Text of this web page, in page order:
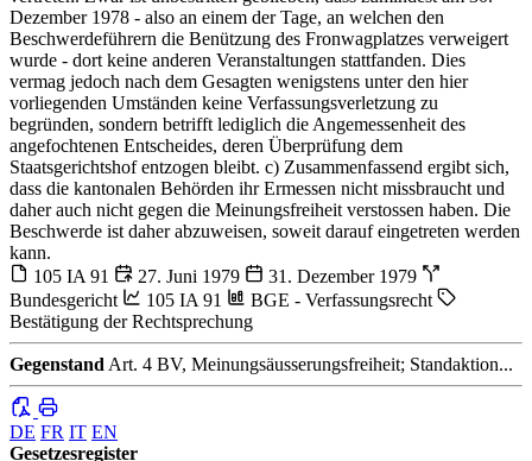
Dezember 1978 - also an einem der Tage, an welchen den
Beschwerdeführern die Benützung des Fronwagplatzes verweigert
wurde - dort keine anderen Veranstaltungen stattfanden. Dies
vermag jedoch nach dem Gesagten wenigstens unter den hier
vorliegenden Umständen keine Verfassungsverletzung zu
begründen, sondern betrifft lediglich die Angemessenheit des
angefochtenen Entscheides, deren Überprüfung dem
Staatsgerichtshof entzogen bleibt. c) Zusammenfassend ergibt sich,
dass die kantonalen Behörden ihr Ermessen nicht missbraucht und
daher auch nicht gegen die Meinungsfreiheit verstossen haben. Die
Beschwerde ist daher abzuweisen, soweit darauf eingetreten werden
kann.
105 IA 91
27. Juni 1979
31. Dezember 1979
Bundesgericht
105 IA 91
BGE - Verfassungsrecht
Bestätigung der Rechtsprechung
Gegenstand Art. 4 BV, Meinungsäusserungsfreiheit; Standaktion...
DE FR IT EN
Gesetzesregister